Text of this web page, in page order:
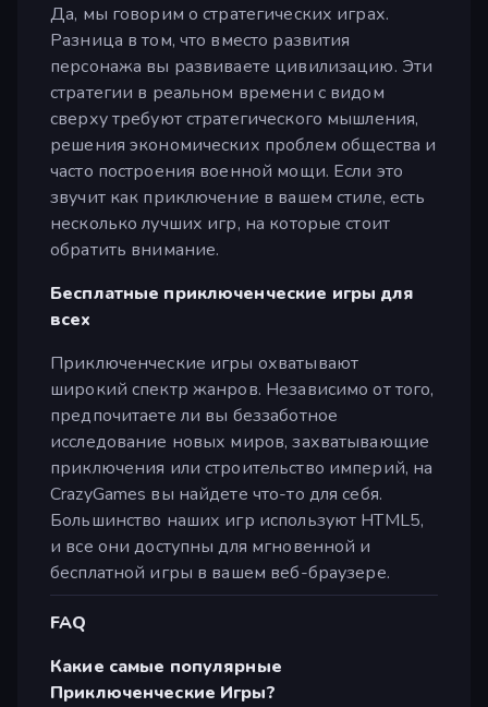
Да, мы говорим о стратегических играх.
Разница в том, что вместо развития
персонажа вы развиваете цивилизацию. Эти
стратегии в реальном времени с видом
сверху требуют стратегического мышления,
решения экономических проблем общества и
часто построения военной мощи. Если это
звучит как приключение в вашем стиле, есть
несколько лучших игр, на которые стоит
обратить внимание.
Бесплатные приключенческие игры для
всех
Приключенческие игры охватывают
широкий спектр жанров. Независимо от того,
предпочитаете ли вы беззаботное
исследование новых миров, захватывающие
приключения или строительство империй, на
CrazyGames вы найдете что-то для себя.
Большинство наших игр используют HTML5,
и все они доступны для мгновенной и
бесплатной игры в вашем веб-браузере.
FAQ
Какие самые популярные
Приключенческие Игры?